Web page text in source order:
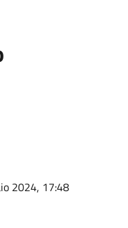
2024, 17:48